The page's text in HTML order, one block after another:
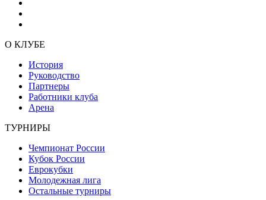
О КЛУБЕ
История
Руководство
Партнеры
Работники клуба
Арена
ТУРНИРЫ
Чемпионат России
Кубок России
Еврокубки
Молодежная лига
Остальные турниры